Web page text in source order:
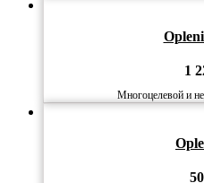
1
Многоцелевой и